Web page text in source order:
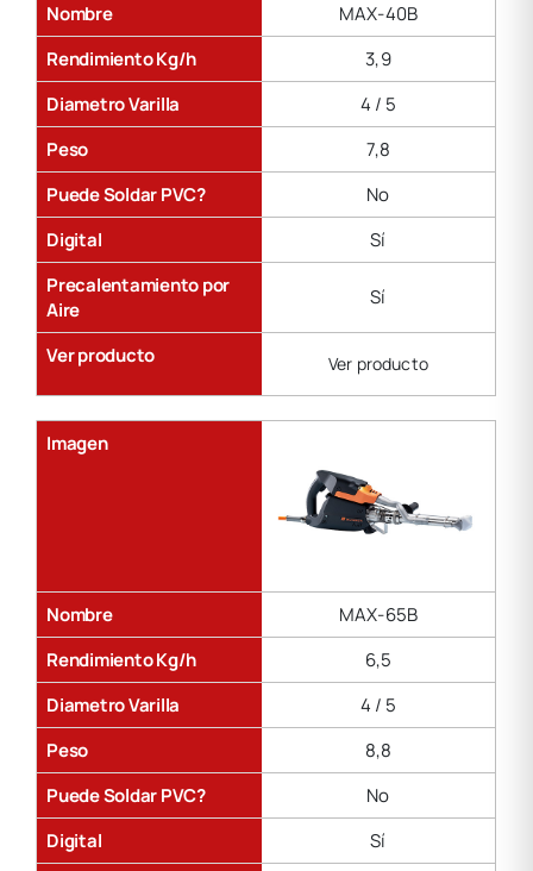
Nombre
MAX-40B
Rendimiento Kg/h
3,9
Diametro Varilla
4 / 5
Peso
7,8
Puede Soldar PVC?
No
Digital
Sí
Precalentamiento por
Aire
Sí
Ver producto Ver producto
Imagen
Nombre
MAX-65B
Rendimiento Kg/h
6,5
Diametro Varilla
4 / 5
Peso
8,8
Puede Soldar PVC?
No
Digital
Sí